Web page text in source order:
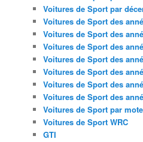
Voitures de Sport par
Voitures de Sport des
Voitures de Sport des
Voitures de Sport des
Voitures de Sport des
Voitures de Sport des
Voitures de Sport des
Voitures de Sport des
Voitures de Sport par
Voitures de Sport WRC
GTI